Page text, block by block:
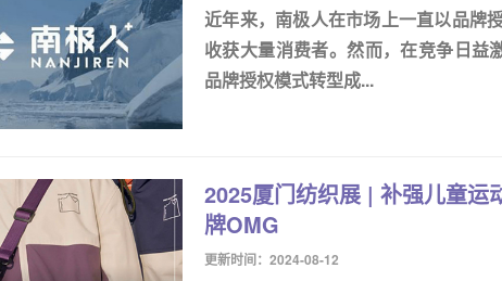
近年来，南极人在市场上一直以品牌
收获大量消费者。然而，在竞争日益
品牌授权模式转型成...
2025厦门纺织展 | 补强儿童运
牌OMG
更新时间：2024-08-12